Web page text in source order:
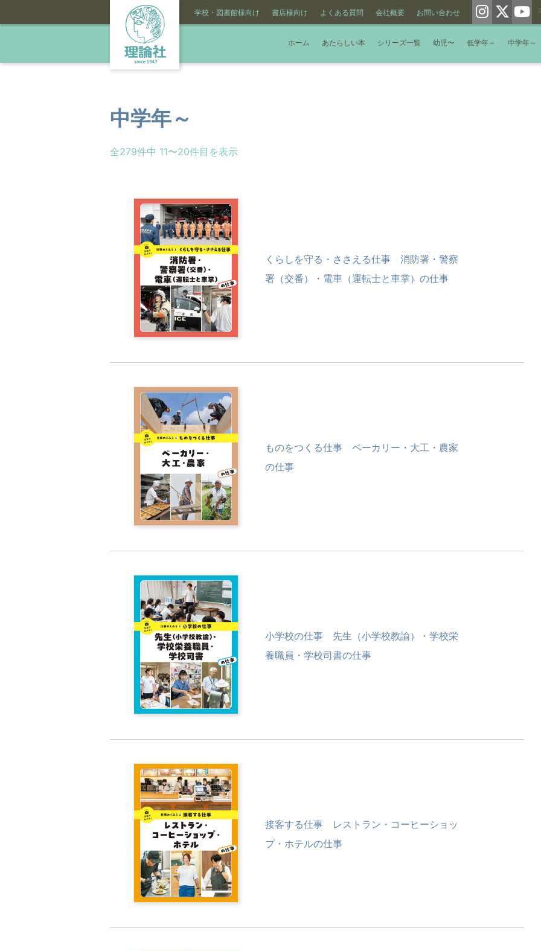
学校・図書館様向け 書店様向け よくある質問 会社概要 お問い合わせ
ホーム あたらしい本 シリーズ一覧 幼児〜 低学年～ 中学年～
中学年～
全279件中 11〜20件目を表示
くらしを守る・ささえる仕事 消防署・警察
署（交番）・電車（運転士と車掌）の仕事
ものをつくる仕事 ベーカリー・大工・農家
の仕事
小学校の仕事 先生（小学校教諭）・学校栄
養職員・学校司書の仕事
接客する仕事 レストラン・コーヒーショッ
プ・ホテルの仕事